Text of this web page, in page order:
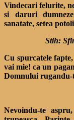
Vindecari felurite,
si daruri
sanatate, setea
Stih:
Cu spurcatele
vai mie! ca un
Domnului rugandu-
Nevoindu-te